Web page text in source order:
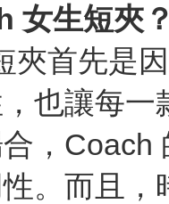
女生短夾
夾首先是
也讓每
，
。而且